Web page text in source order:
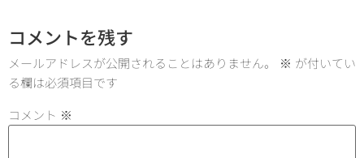
コメントを残す
メールアドレスが公開されることはありません。 ※ が付いてい
る欄は必須項目です
コメント ※